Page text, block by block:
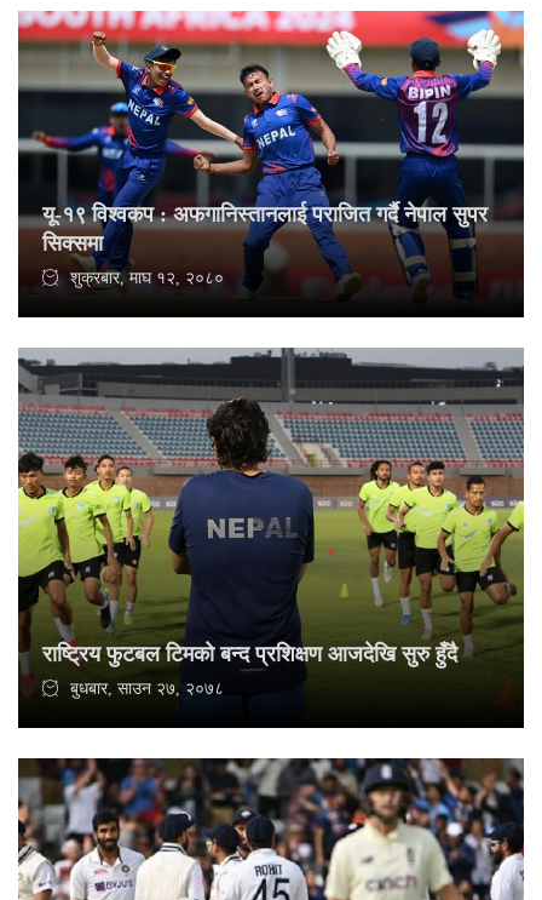
यू-१९ विश्वकप : अफगानिस्तानलाई पराजित गर्दै नेपाल सुपर
सिक्समा
शुक्रबार, माघ १२, २०८०
राष्ट्रिय फुटबल टिमको बन्द प्रशिक्षण आजदेखि सुरु हुँदै
बुधबार, साउन २७, २०७८